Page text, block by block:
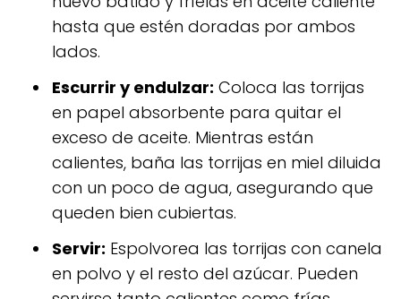
hasta que estén doradas por ambos
lados.
Escurrir y endulzar: Coloca las torrijas
en papel absorbente para quitar el
exceso de aceite. Mientras están
calientes, baña las torrijas en miel diluida
con un poco de agua, asegurando que
queden bien cubiertas.
Servir: Espolvorea las torrijas con canela
en polvo y el resto del azúcar. Pueden